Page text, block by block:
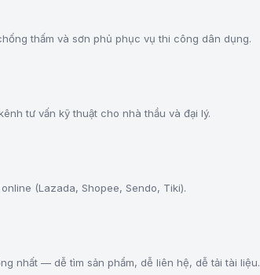
thấm và sơn phủ phục vụ thi công dân dụng.
tư vấn kỹ thuật cho nhà thầu và đại lý.
(Lazada, Shopee, Sendo, Tiki).
nhất — dễ tìm sản phẩm, dễ liên hệ, dễ tải tài liệu.